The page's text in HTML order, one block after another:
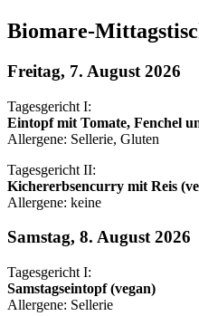
Biomare-
Freitag, 7. August 2026
Tagesgericht I:
Eintopf mit Tomate, Fenchel
Allergene: Sellerie, Gluten
Tagesgericht II:
Kichererbsencurry mit Reis
Allergene: keine
Samstag, 8. August 2026
Tagesgericht I:
Samstagseintopf (vegan)
Allergene: Sellerie